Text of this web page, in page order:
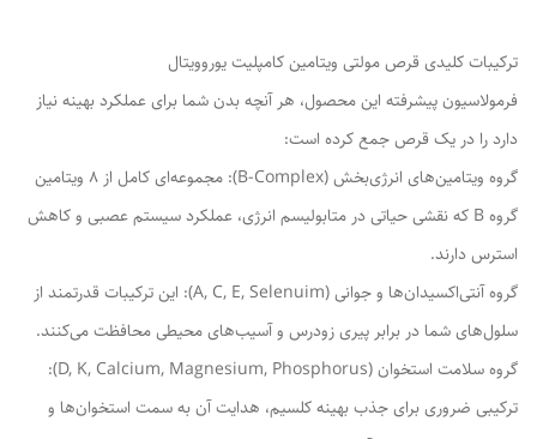
ترکیبات کلیدی قرص مولتی ویتامین کامپلیت یوروویتال
فرمولاسیون پیشرفته این محصول، هر آنچه بدن شما برای عملکرد بهینه نیاز
دارد را در یک قرص جمع کرده است:
گروه ویتامین‌های انرژی‌بخش (B-Complex): مجموعه‌ای کامل از 8 ویتامین
گروه B که نقشی حیاتی در متابولیسم انرژی، عملکرد سیستم عصبی و کاهش
استرس دارند.
گروه آنتی‌اکسیدان‌ها و جوانی (A, C, E, Selenuim): این ترکیبات قدرتمند از
سلول‌های شما در برابر پیری زودرس و آسیب‌های محیطی محافظت می‌کنند.
گروه سلامت استخوان (D, K, Calcium, Magnesium, Phosphorus):
ترکیبی ضروری برای جذب بهینه کلسیم، هدایت آن به سمت استخوان‌ها و